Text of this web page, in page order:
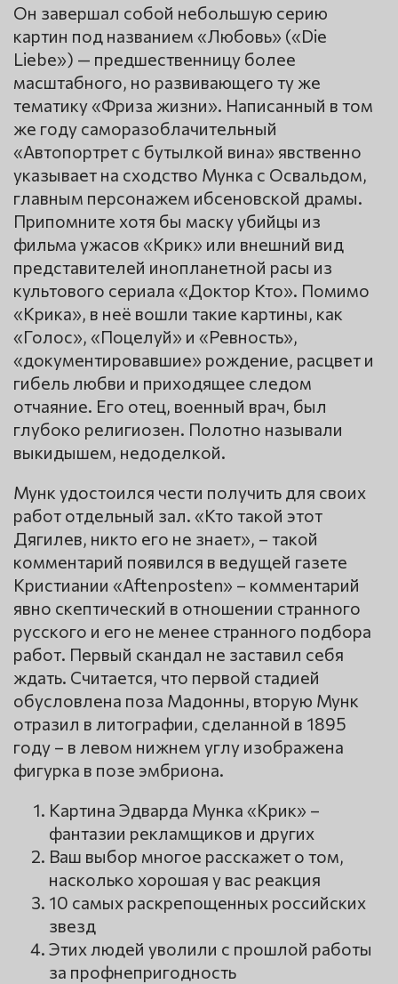
Он завершал собой небольшую серию
картин под названием «Любовь» («Die
Liebe») — предшественницу более
масштабного, но развивающего ту же
тематику «Фриза жизни». Написанный в том
же году саморазоблачительный
«Автопортрет с бутылкой вина» явственно
указывает на сходство Мунка с Освальдом,
главным персонажем ибсеновской драмы.
Припомните хотя бы маску убийцы из
фильма ужасов «Крик» или внешний вид
представителей инопланетной расы из
культового сериала «Доктор Кто». Помимо
«Крика», в неё вошли такие картины, как
«Голос», «Поцелуй» и «Ревность»,
«документировавшие» рождение, расцвет и
гибель любви и приходящее следом
отчаяние. Его отец, военный врач, был
глубоко религиозен. Полотно называли
выкидышем, недоделкой.
Мунк удостоился чести получить для своих
работ отдельный зал. «Кто такой этот
Дягилев, никто его не знает», – такой
комментарий появился в ведущей газете
Кристиании «Aftenposten» – комментарий
явно скептический в отношении странного
русского и его не менее странного подбора
работ. Первый скандал не заставил себя
ждать. Считается, что первой стадией
обусловлена поза Мадонны, вторую Мунк
отразил в литографии, сделанной в 1895
году – в левом нижнем углу изображена
фигурка в позе эмбриона.
Картина Эдварда Мунка «Крик» –
фантазии рекламщиков и других
Ваш выбор многое расскажет о том,
насколько хорошая у вас реакция
10 самых раскрепощенных российских
звезд
Этих людей уволили с прошлой работы
за профнепригодность